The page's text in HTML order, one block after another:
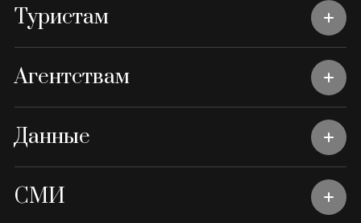
Туристам
Агентствам
Данные
СМИ